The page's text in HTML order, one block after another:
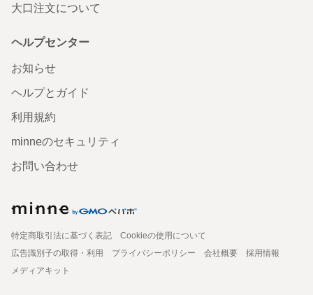
大口注文について
ヘルプセンター
お知らせ
ヘルプとガイド
利用規約
minneのセキュリティ
お問い合わせ
特定商取引法に基づく表記
Cookieの使用について
広告識別子の取得・利用
プライバシーポリシー 会社概要
採用情報
メディアキット